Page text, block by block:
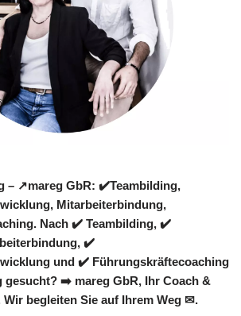
– ↗️mareg GbR: ✔️Teambilding,
Mitarbeiterbindung,
Nach ✔️ Teambilding, ✔️
✔️
und ✔️ Führungskräftecoaching
gesucht? ➡️ mareg GbR, Ihr Coach &
begleiten Sie auf Ihrem Weg ✉.